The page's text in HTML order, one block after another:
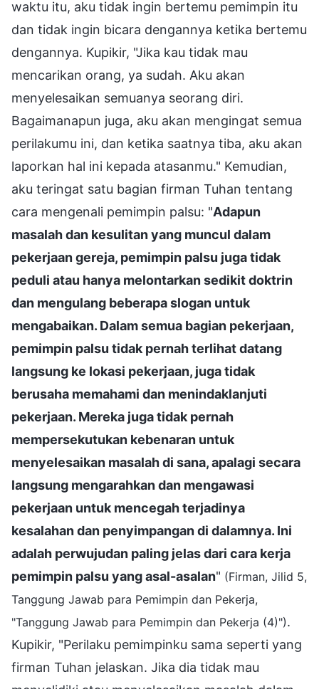
waktu itu, aku tidak ingin bertemu pemimpin itu
dan tidak ingin bicara dengannya ketika bertemu
dengannya. Kupikir, "Jika kau tidak mau
mencarikan orang, ya sudah. Aku akan
menyelesaikan semuanya seorang diri.
Bagaimanapun juga, aku akan mengingat semua
perilakumu ini, dan ketika saatnya tiba, aku akan
laporkan hal ini kepada atasanmu." Kemudian,
aku teringat satu bagian firman Tuhan tentang
cara mengenali pemimpin palsu: "Adapun
masalah dan kesulitan yang muncul dalam
pekerjaan gereja, pemimpin palsu juga tidak
peduli atau hanya melontarkan sedikit doktrin
dan mengulang beberapa slogan untuk
mengabaikan. Dalam semua bagian pekerjaan,
pemimpin palsu tidak pernah terlihat datang
langsung ke lokasi pekerjaan, juga tidak
berusaha memahami dan menindaklanjuti
pekerjaan. Mereka juga tidak pernah
mempersekutukan kebenaran untuk
menyelesaikan masalah di sana, apalagi secara
langsung mengarahkan dan mengawasi
pekerjaan untuk mencegah terjadinya
kesalahan dan penyimpangan di dalamnya. Ini
adalah perwujudan paling jelas dari cara kerja
pemimpin palsu yang asal-asalan" (Firman, Jilid 5,
Tanggung Jawab para Pemimpin dan Pekerja,
"Tanggung Jawab para Pemimpin dan Pekerja (4)").
Kupikir, "Perilaku pemimpinku sama seperti yang
firman Tuhan jelaskan. Jika dia tidak mau